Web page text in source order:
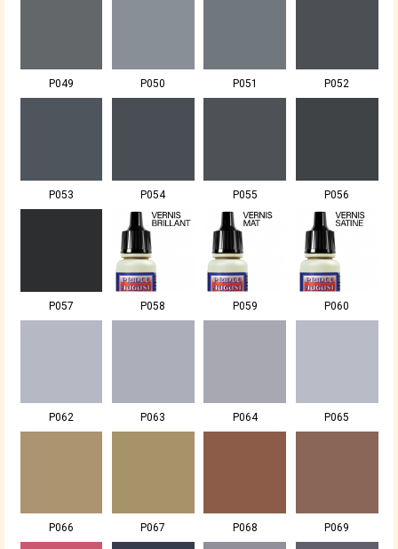
P049 P050 P051 P052
P053 P054 P055 P056
P057 P058 P059 P060
P062 P063 P064 P065
P066 P067 P068 P069